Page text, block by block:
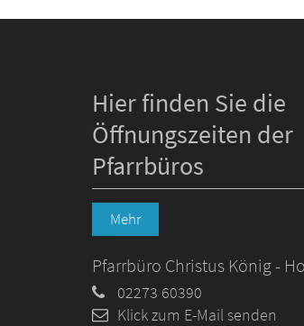
Hier finden Sie die
Öffnungszeiten der
Pfarrbüros
Mehr
Pfarrbüro Christus König -
02273 60390
Klick zum E-Mail senden